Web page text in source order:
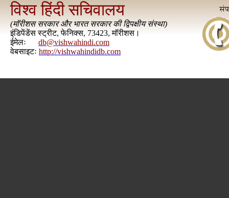
विश्व हिंदी सचिवालय
(मॉरीशस सरकार और भारत सरकार की द्विपक्षीय संस्था)
इंडिपेंडेंस स्ट्रीट, फेनिक्स, 73423, मॉरीशस।
ईमेलः
db@vishwahindi.com
वेबसाइटः http://vishwahindidb.com